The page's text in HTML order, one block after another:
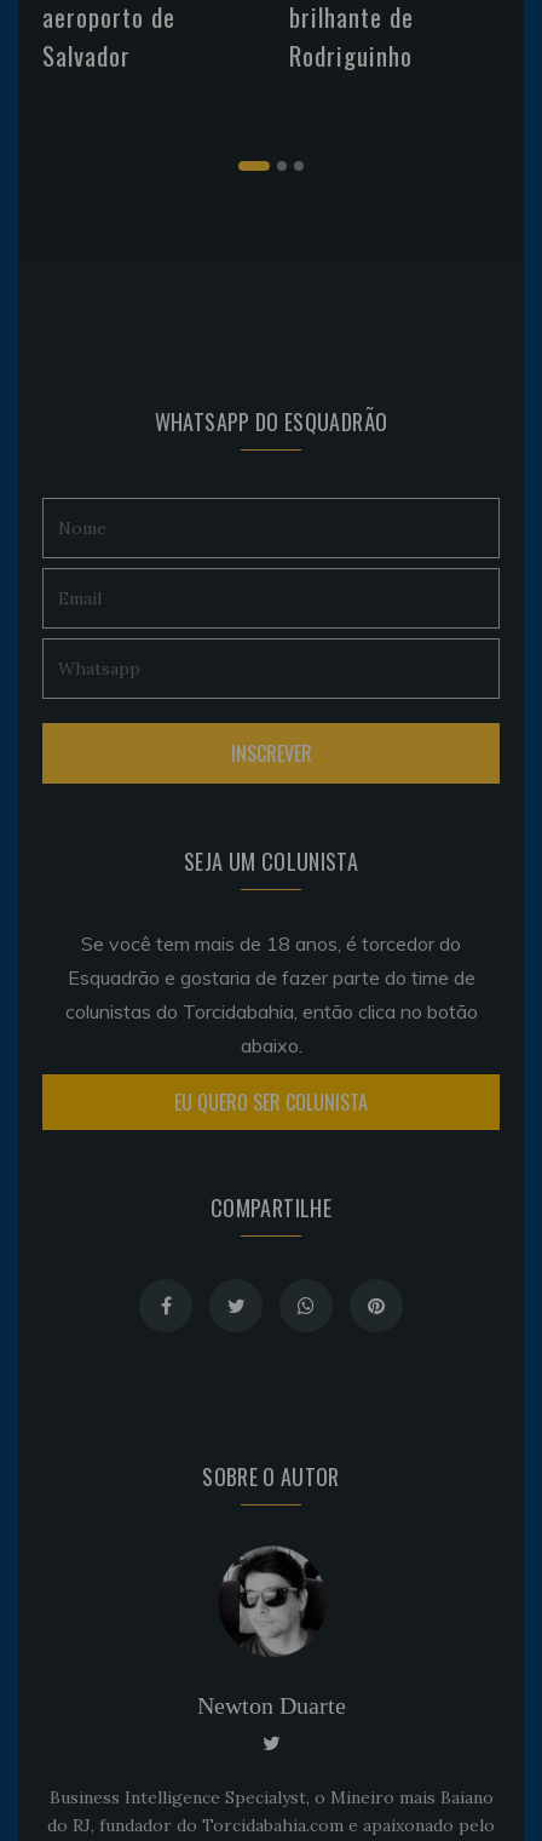
aeroporto de
Salvador
brilhante de
Rodriguinho
WHATSAPP DO ESQUADRÃO
SEJA UM COLUNISTA
Se você tem mais de 18 anos, é torcedor do
Esquadrão e gostaria de fazer parte do time de
colunistas do Torcidabahia, então clica no botão
abaixo.
EU QUERO SER COLUNISTA
COMPARTILHE
SOBRE O AUTOR
Newton Duarte
Business Intelligence Specialyst, o Mineiro mais Baiano
do RJ, fundador do Torcidabahia.com e apaixonado pelo